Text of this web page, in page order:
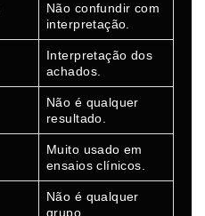
Não confundir com
interpretação.
Interpretação dos
achados.
Não é qualquer
resultado.
Muito usado em
ensaios clínicos.
Não é qualquer
grupo.